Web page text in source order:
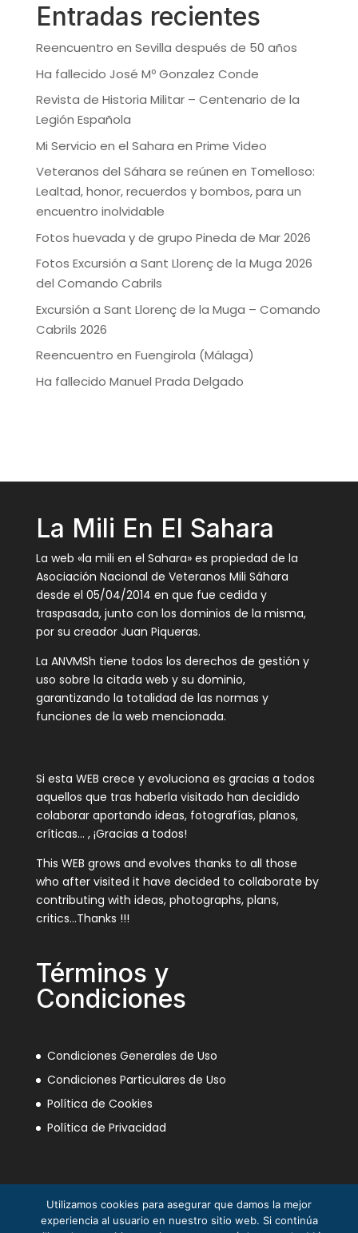
Entradas recientes
Reencuentro en Sevilla después de 50 años
Ha fallecido José Mº Gonzalez Conde
Revista de Historia Militar – Centenario de la
Legión Española
Mi Servicio en el Sahara en Prime Video
Veteranos del Sáhara se reúnen en Tomelloso:
Lealtad, honor, recuerdos y bombos, para un
encuentro inolvidable
Fotos huevada y de grupo Pineda de Mar 2026
Fotos Excursión a Sant Llorenç de la Muga 2026
del Comando Cabrils
Excursión a Sant Llorenç de la Muga – Comando
Cabrils 2026
Reencuentro en Fuengirola (Málaga)
Ha fallecido Manuel Prada Delgado
La Mili En El Sahara
La web «la mili en el Sahara» es propiedad de la
Asociación Nacional de Veteranos Mili Sáhara
desde el 05/04/2014 en que fue cedida y
traspasada, junto con los dominios de la misma,
por su creador Juan Piqueras.
La ANVMSh tiene todos los derechos de gestión y
uso sobre la citada web y su dominio,
garantizando la totalidad de las normas y
funciones de la web mencionada.
Si esta WEB crece y evoluciona es gracias a todos
aquellos que tras haberla visitado han decidido
colaborar aportando ideas, fotografías, planos,
críticas… , ¡Gracias a todos!
This WEB grows and evolves thanks to all those
who after visited it have decided to collaborate by
contributing with ideas, photographs, plans,
critics…Thanks !!!
Términos y
Condiciones
Condiciones Generales de Uso
Condiciones Particulares de Uso
Política de Cookies
Política de Privacidad
Utilizamos cookies para asegurar que damos la mejor
experiencia al usuario en nuestro sitio web. Si continúa